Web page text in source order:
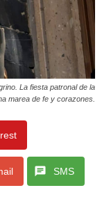
La fiesta patronal de la
marea de fe y corazones.
SMS